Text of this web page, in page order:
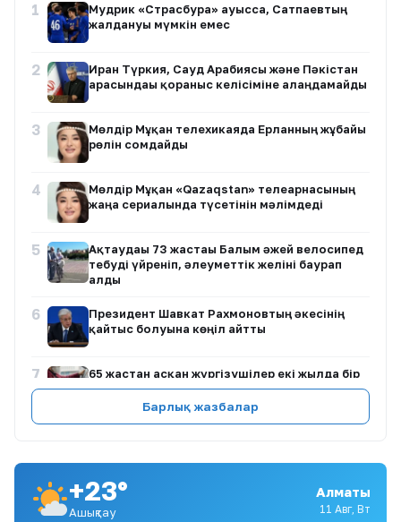
1
Мудрик «Страсбурға» ауысса, Сатпаевтың
жалдануы мүмкін емес
2
Иран Түркия, Сауд Арабиясы және Пәкістан
арасындағы қорғаныс келісіміне алаңдамайды
3
Мөлдір Мұқан телехикаяда Ерланның жұбайы
рөлін сомдайды
4
Мөлдір Мұқан «Qazaqstan» телеарнасының
жаңа сериалында түсетінін мәлімдеді
5
Ақтаудағы 73 жастағы Балым әжей велосипед
тебуді үйреніп, әлеуметтік желіні баурап
алды
6
Президент Шавкат Рахмоновтың әкесінің
қайтыс болуына көңіл айтты
7
65 жастан асқан жүргізушілер екі жылда бір
міндетті медициналық тексеруден өтеді
9 Қазақстанда мұнай мен жанармай бағасы өсті
Барлық жазбалар
+23°
Ашықтау
Алматы
11 Авг, Вт